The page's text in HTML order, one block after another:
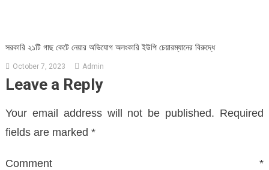
সরকারি ২১টি গাছ কেটে নেয়ার অভিযোগ অলংকারি ইউপি চেয়ারম্যানের বিরুদ্ধে
October 7, 2023 Admin
Leave a Reply
Your email address will not be published. Required
fields are marked *
Comment*